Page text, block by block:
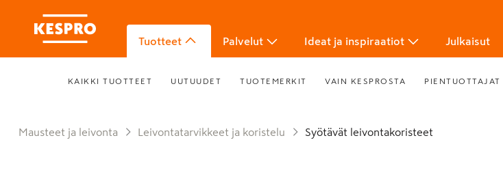
Tuotteet Palvelut Ideat ja inspiraatiot Julkaisut
KAIKKI TUOTTEET UUTUUDET TUOTEMERKIT VAIN KESPROSTA PIENTUOTTAJAT
Mausteet ja leivonta Leivontatarvikkeet ja koristelu Syötävät leivontakoristeet